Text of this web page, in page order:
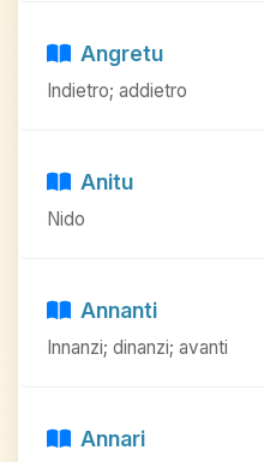
Angretu
Indietro; addietro
Anitu
Nido
Annanti
Innanzi; dinanzi; avanti
Annari